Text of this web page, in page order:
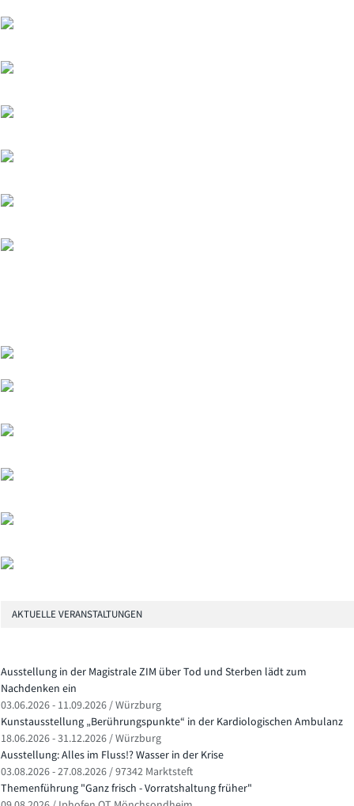
AKTUELLE VERANSTALTUNGEN
Ausstellung in der Magistrale ZIM über Tod und Sterben lädt zum
Nachdenken ein
03.06.2026 - 11.09.2026 / Würzburg
Kunstausstellung „Berührungspunkte“ in der Kardiologischen Ambulanz
18.06.2026 - 31.12.2026 / Würzburg
Ausstellung: Alles im Fluss!? Wasser in der Krise
03.08.2026 - 27.08.2026 / 97342 Marktsteft
Themenführung "Ganz frisch - Vorratshaltung früher"